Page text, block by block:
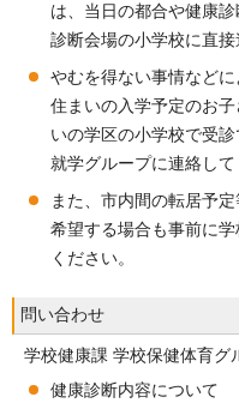
は、当日の都合や健康
診断会場の小学校に直接
やむを得ない事情など
住まいの入学予定のお
いの学区の小学校で受
就学グループに連絡して
また、市内間の転居予
希望する場合も事前に
ください。
問い合わせ
学校健康課 学校保健体育
健康診断内容について